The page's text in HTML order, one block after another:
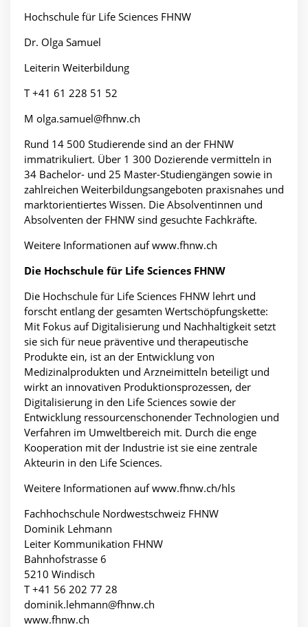
Hochschule für Life Sciences FHNW
Dr. Olga Samuel
Leiterin Weiterbildung
T +41 61 228 51 52
M olga.samuel@fhnw.ch
Rund 14 500 Studierende sind an der FHNW
immatrikuliert. Über 1 300 Dozierende vermitteln in
34 Bachelor- und 25 Master-Studiengängen sowie in
zahlreichen Weiterbildungsangeboten praxisnahes und
marktorientiertes Wissen. Die Absolventinnen und
Absolventen der FHNW sind gesuchte Fachkräfte.
Weitere Informationen auf www.fhnw.ch
Die Hochschule für Life Sciences FHNW
Die Hochschule für Life Sciences FHNW lehrt und
forscht entlang der gesamten Wertschöpfungskette:
Mit Fokus auf Digitalisierung und Nachhaltigkeit setzt
sie sich für neue präventive und therapeutische
Produkte ein, ist an der Entwicklung von
Medizinalprodukten und Arzneimitteln beteiligt und
wirkt an innovativen Produktionsprozessen, der
Digitalisierung in den Life Sciences sowie der
Entwicklung ressourcenschonender Technologien und
Verfahren im Umweltbereich mit. Durch die enge
Kooperation mit der Industrie ist sie eine zentrale
Akteurin in den Life Sciences.
Weitere Informationen auf www.fhnw.ch/hls
Fachhochschule Nordwestschweiz FHNW
Dominik Lehmann
Leiter Kommunikation FHNW
Bahnhofstrasse 6
5210 Windisch
T +41 56 202 77 28
dominik.lehmann@fhnw.ch
www.fhnw.ch